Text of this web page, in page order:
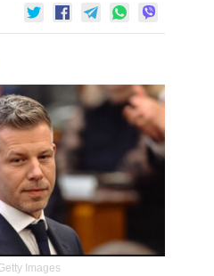
ПОЛИТИКОВ
Images